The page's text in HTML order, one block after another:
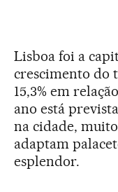
Lisboa foi a
crescimento do
15,3% em
ano está
na cidade,
adaptam
esplendor.